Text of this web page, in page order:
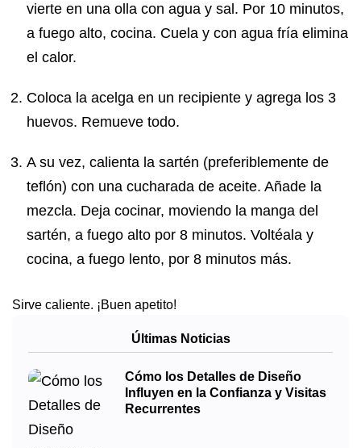
vierte en una olla con agua y sal. Por 10 minutos,
a fuego alto, cocina. Cuela y con agua fría elimina
el calor.
Coloca la acelga en un recipiente y agrega los 3
huevos. Remueve todo.
A su vez, calienta la sartén (preferiblemente de
teflón) con una cucharada de aceite. Añade la
mezcla. Deja cocinar, moviendo la manga del
sartén, a fuego alto por 8 minutos. Voltéala y
cocina, a fuego lento, por 8 minutos más.
Sirve caliente. ¡Buen apetito!
Últimas Noticias
Cómo los Detalles de Diseño
Influyen en la Confianza y Visitas
Recurrentes